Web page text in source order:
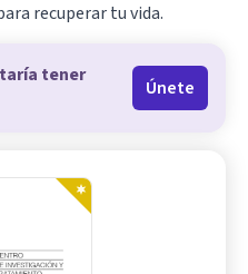
recuperar tu vida.
tener
Únete